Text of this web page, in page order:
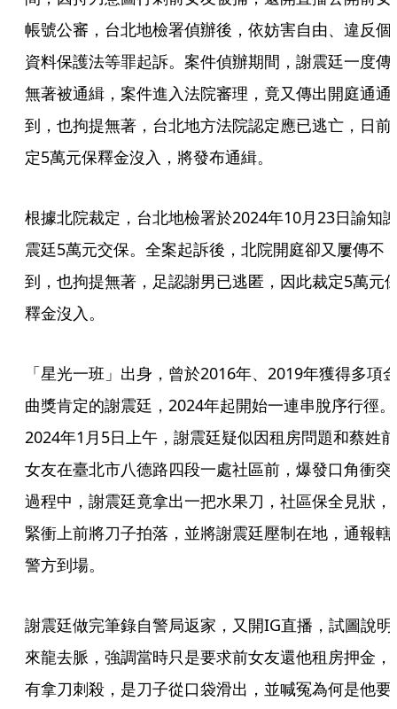
帳號公審，台北地檢署偵辦後，依妨害自由、違反個
資料保護法等罪起訴。案件偵辦期間，謝震廷一度傳
無著被通緝，案件進入法院審理，竟又傳出開庭通通
到，也拘提無著，台北地方法院認定應已逃亡，日前
定5萬元保釋金沒入，將發布通緝。
根據北院裁定，台北地檢署於2024年10月23日諭知
震廷5萬元交保。全案起訴後，北院開庭卻又屢傳不
到，也拘提無著，足認謝男已逃匿，因此裁定5萬元
釋金沒入。
「星光一班」出身，曾於2016年、2019年獲得多項
曲獎肯定的謝震廷，2024年起開始一連串脫序行徑。
2024年1月5日上午，謝震廷疑似因租房問題和蔡姓前
女友在臺北市八德路四段一處社區前，爆發口角衝突
過程中，謝震廷竟拿出一把水果刀，社區保全見狀，
緊衝上前將刀子拍落，並將謝震廷壓制在地，通報轄
警方到場。
謝震廷做完筆錄自警局返家，又開IG直播，試圖說明
來龍去脈，強調當時只是要求前女友還他租房押金，
有拿刀刺殺，是刀子從口袋滑出，並喊冤為何是他要